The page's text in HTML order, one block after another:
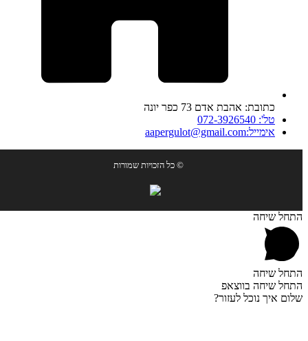
כתובת: אהבת אדם 73 כפר יונה
טל': 072-3926540
אימייל:aapergulot@gmail.com
© כל הזכויות שמורות
התחל שיחה
התחל שיחה
התחל שיחה בווצאפ
שלום איך נוכל לעזור?